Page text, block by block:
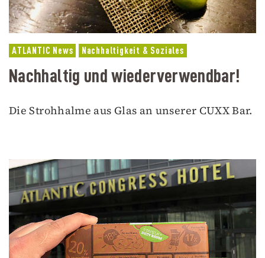
ATLANTIC News Nachhaltigkeit & Soziales
Nachhaltig und wiederverwendbar!
Die Strohhalme aus Glas an unserer CUXX Bar.